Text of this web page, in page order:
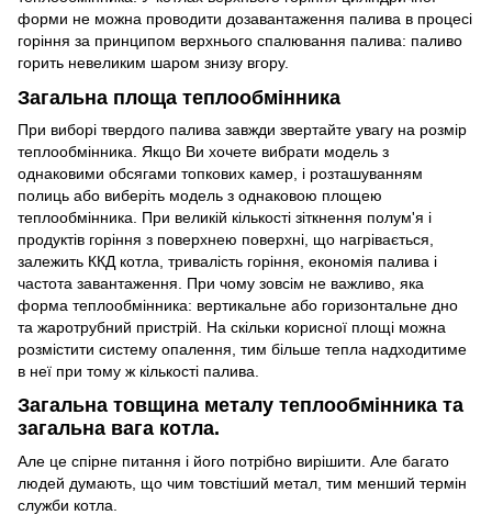
форми не можна проводити дозавантаження палива в процесі
горіння за принципом верхнього спалювання палива: паливо
горить невеликим шаром знизу вгору.
Загальна площа теплообмінника
При виборі твердого палива завжди звертайте увагу на розмір
теплообмінника. Якщо Ви хочете вибрати модель з
однаковими обсягами топкових камер, і розташуванням
полиць або виберіть модель з однаковою площею
теплообмінника. При великій кількості зіткнення полум'я і
продуктів горіння з поверхнею поверхні, що нагрівається,
залежить ККД котла, тривалість горіння, економія палива і
частота завантаження. При чому зовсім не важливо, яка
форма теплообмінника: вертикальне або горизонтальне дно
та жаротрубний пристрій. На скільки корисної площі можна
розмістити систему опалення, тим більше тепла надходитиме
в неї при тому ж кількості палива.
Загальна товщина металу теплообмінника та
загальна вага котла.
Але це спірне питання і його потрібно вирішити. Але багато
людей думають, що чим товстіший метал, тим менший термін
служби котла.